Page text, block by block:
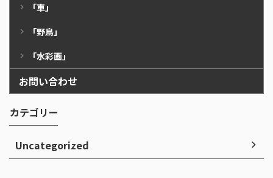
「車」
「野鳥」
「水彩画」
お問い合わせ
カテゴリー
Uncategorized